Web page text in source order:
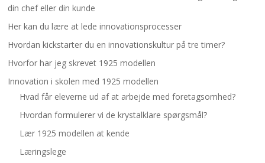
din chef eller din kunde
Her kan du lære at lede innovationsprocesser
Hvordan kickstarter du en innovationskultur på tre timer?
Hvorfor har jeg skrevet 1925 modellen
Innovation i skolen med 1925 modellen
Hvad får eleverne ud af at arbejde med foretagsomhed?
Hvordan formulerer vi de krystalklare spørgsmål?
Lær 1925 modellen at kende
Læringslege